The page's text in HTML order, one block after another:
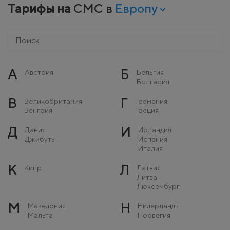
Тарифы на СМС в Европу
А Австрия Б
Бельгия
Болгария
В
Великобритания
Венгрия
Г
Германия
Греция
Д
Дания
Джибуты
И
Ирландия
Испания
Италия
К Кипр Л
Латвия
Литва
Люксембург
М
Македония
Мальта
Н
Нидерланды
Норвегия